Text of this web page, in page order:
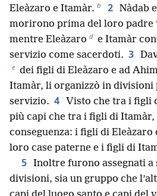
Eleàzaro e Itamàr. b 2 Nàdab
morirono prima del loro padre
mentre Eleàzaro d e Itamàr
servizio come sacerdoti. 3
e dei figli di Eleàzaro e ad
Itamàr, li organizzò in
servizio. 4 Visto che tra i figli
più capi che tra i figli di
conseguenza: i figli di Eleàzaro
loro case paterne e i figli di
5 Inoltre furono assegnati a
divisioni, sia un gruppo che